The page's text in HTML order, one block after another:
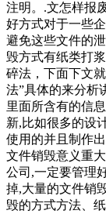
注明。.文怎样报
好方式对于一些
避免这些文件的
毁方式有纸类打
碎法，下面下文
法”具体的来分析
里面所含有的信
新,比如很多的设
使用的并且制作
文件销毁意义重
公司,一定要管理
掉,大量的文件销
毁的方式方法、